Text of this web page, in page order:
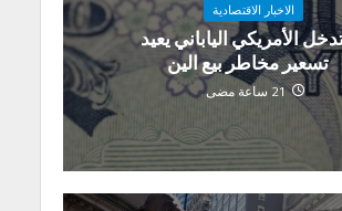
الاخبار الاقتصادية
الأمريكي الياباني يعيد
تسعير مخاطر بيع الين
21 ساعة مضى